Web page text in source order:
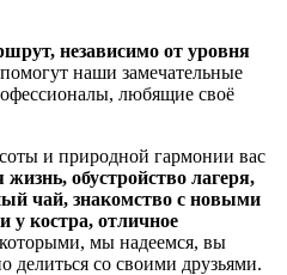
независимо от уровня
наши замечательные
любящие своё
и природной гармонии вас
обустройство лагеря,
чай, знакомство с новыми
у костра, отличное
мы надеемся, вы
делиться со своими друзьями.